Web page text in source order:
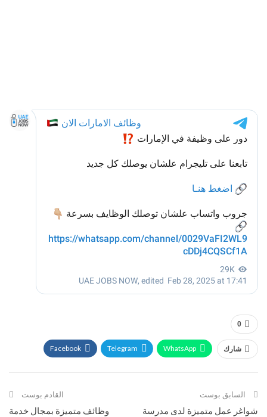
0
شارك WhatsApp
Telegram
Facebook
السابق بوست
شواغر عمل متميزة لدى مدرسة
القادم بوست
وظائف متميزة بمجال خدمة